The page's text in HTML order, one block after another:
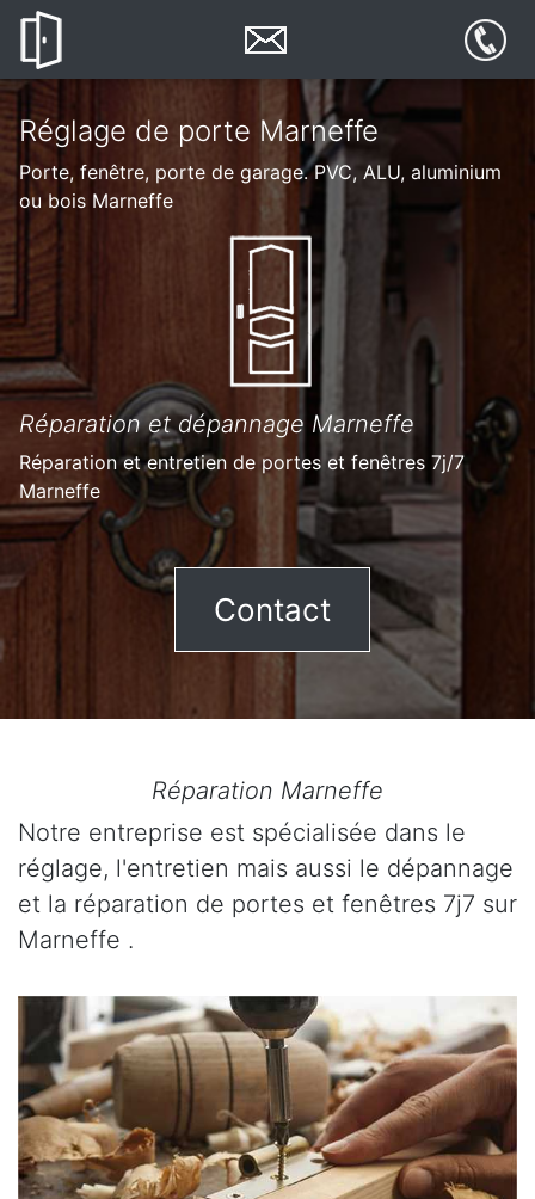
Réglage de porte Marneffe
Porte, fenêtre, porte de garage. PVC, ALU, aluminium
ou bois Marneffe
Réparation et dépannage Marneffe
Réparation et entretien de portes et fenêtres 7j/7
Marneffe
Contact
Réparation Marneffe
Notre entreprise est spécialisée dans le
réglage, l'entretien mais aussi le dépannage
et la réparation de portes et fenêtres 7j7 sur
Marneffe .